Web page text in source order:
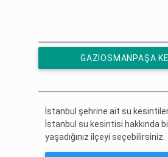
GAZIOSMANPAŞA
İstanbul şehrine ait su
İstanbul su kesintisi hakkında
yaşadığınız ilçeyi seçebilirsiniz.